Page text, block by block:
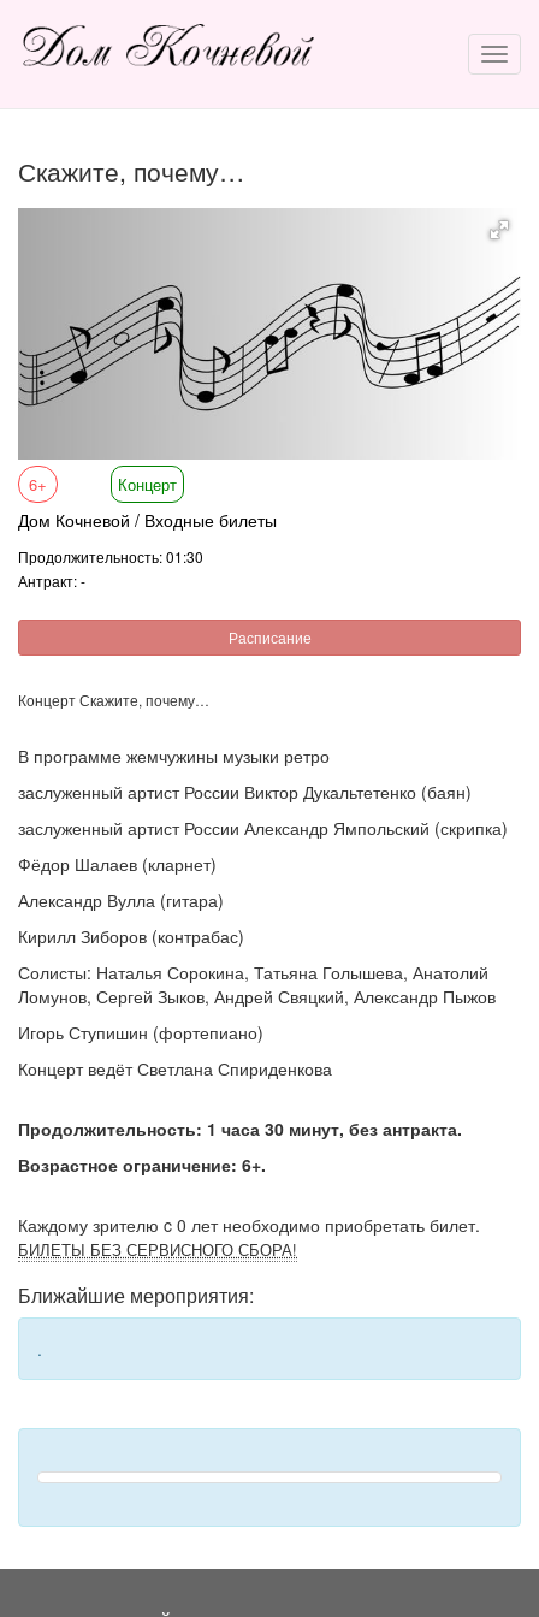
Скажите, почему…
6+ Концерт
Дом Кочневой / Входные билеты
Продолжительность: 01:30
Антракт: -
Расписание
Концерт Скажите, почему…
В программе жемчужины музыки ретро
заслуженный артист России Виктор Дукальтетенко (баян)
заслуженный артист России Александр Ямпольский (скрипка)
Фёдор Шалаев (кларнет)
Александр Вулла (гитара)
Кирилл Зиборов (контрабас)
Солисты: Наталья Сорокина, Татьяна Голышева, Анатолий
Ломунов, Сергей Зыков, Андрей Свяцкий, Александр Пыжов
Игорь Ступишин (фортепиано)
Концерт ведёт Светлана Спириденкова
Продолжительность: 1 часа 30 минут, без антракта.
Возрастное ограничение: 6+.
Каждому зрителю c 0 лет необходимо приобретать билет.
БИЛЕТЫ БЕЗ СЕРВИСНОГО СБОРА!
Ближайшие мероприятия:
.